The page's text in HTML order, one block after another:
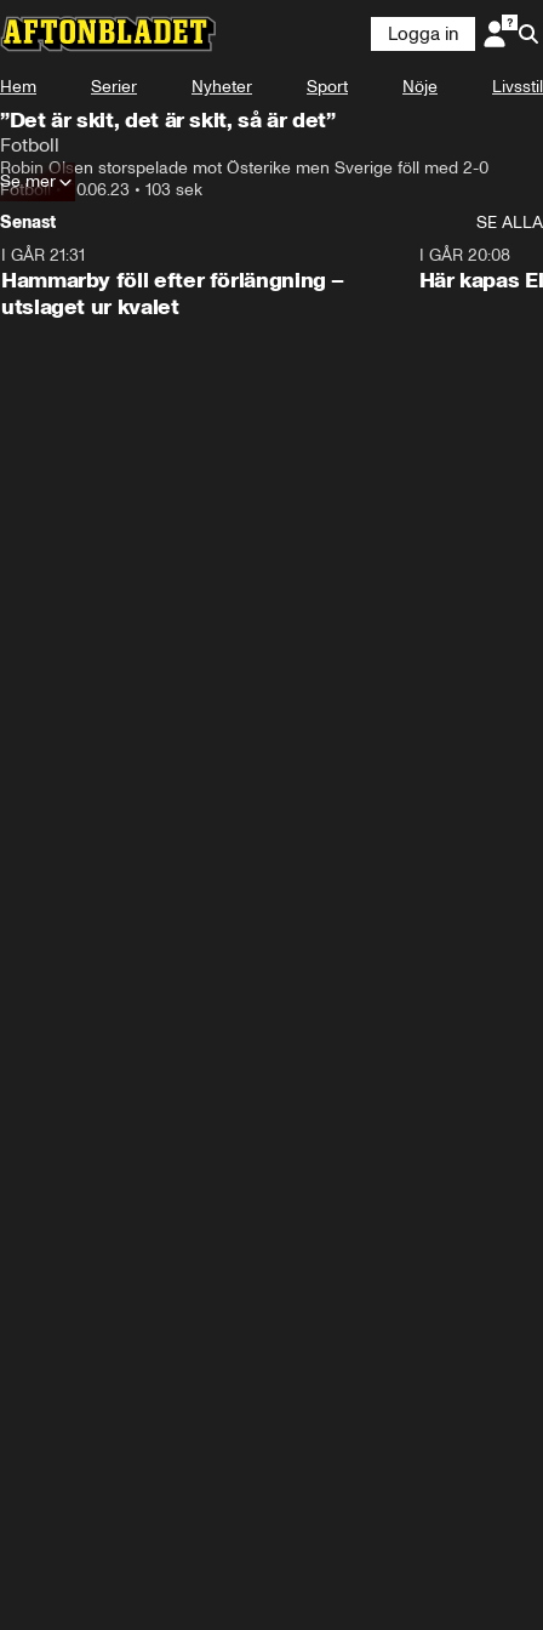
Logga in
Hem Serier Nyheter Sport Nöje Livsstil
”Det är skit, det är skit, så är det”
Fotboll
Robin Olsen storspelade mot Österike men Sverige föll med 2-0
Fotboll•20.06.23 • 103 sek
Se mer
Senast
SE ALLA
I GÅR 21:31
Hammarby föll efter förlängning –
utslaget ur kvalet
I GÅR 20:08
Här kapas